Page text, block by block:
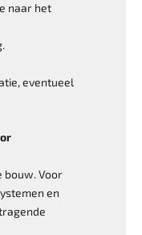
naar het
­eventueel
bouw. Voor
en